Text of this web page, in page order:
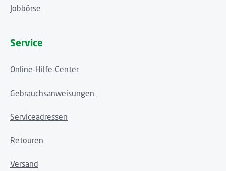
Jobbörse
Service
Online-Hilfe-Center
Gebrauchsanweisungen
Serviceadressen
Retouren
Versand